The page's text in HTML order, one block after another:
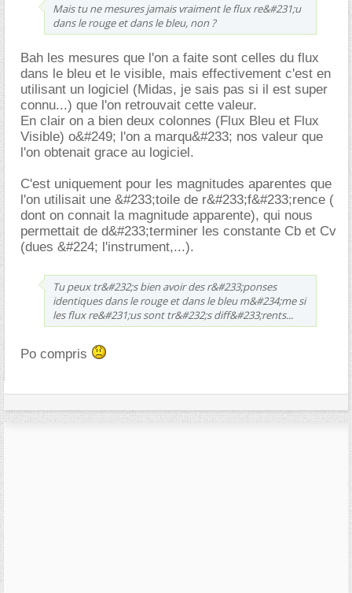
Mais tu ne mesures jamais vraiment le flux re&#231;u
dans le rouge et dans le bleu, non ?
Bah les mesures que l'on a faite sont celles du flux
dans le bleu et le visible, mais effectivement c'est en
utilisant un logiciel (Midas, je sais pas si il est super
connu...) que l'on retrouvait cette valeur.
En clair on a bien deux colonnes (Flux Bleu et Flux
Visible) o&#249; l'on a marqu&#233; nos valeur que
l'on obtenait grace au logiciel.
C'est uniquement pour les magnitudes aparentes que
l'on utilisait une &#233;toile de r&#233;f&#233;rence (
dont on connait la magnitude apparente), qui nous
permettait de d&#233;terminer les constante Cb et Cv
(dues &#224; l'instrument,...).
Tu peux tr&#232;s bien avoir des r&#233;ponses
identiques dans le rouge et dans le bleu m&#234;me si
les flux re&#231;us sont tr&#232;s diff&#233;rents...
Po compris